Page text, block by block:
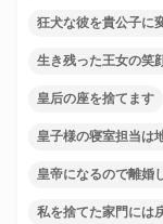
狂犬な彼を貴公子に
生き残った王女の笑
皇后の座を捨てます
皇子様の寝室担当は
皇帝になるので離婚
私を捨てた家門には